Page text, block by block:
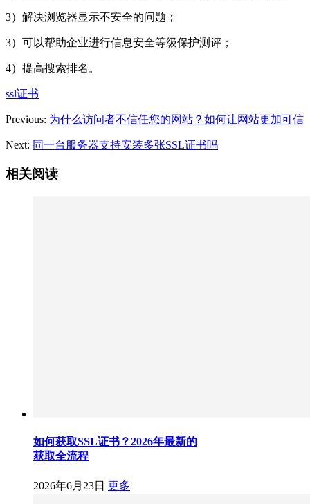
3）解决浏览器显示不安全的问题；
3）可以帮助企业进行信息安全等级保护测评；
4）提高搜索排名。
ssl证书
Previous: 为什么访问者不信任您的网站？如何让网站更加可信
Next: 同一台服务器支持安装多张SSL证书吗
相关阅读
如何获取SSL证书？2026年最新的
获取全流程
2026年6月23日 更多